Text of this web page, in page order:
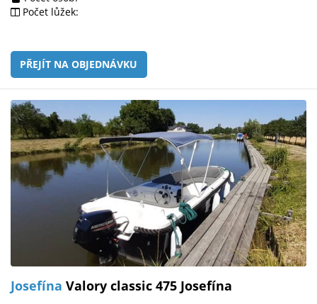
Počet lůžek:
PŘEJÍT NA OBJEDNÁVKU
Josefína Valory classic 475 Josefína